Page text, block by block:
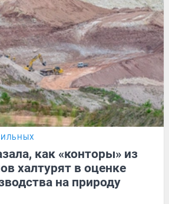
как «конторы» из
халтурят в оценке
на природу